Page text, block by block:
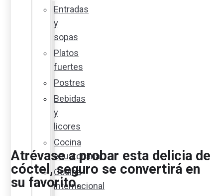
Entradas
y
sopas
Platos
fuertes
Postres
Bebidas
y
licores
Cocina
ecuatoriana
Cocina
internacional
Atrévase a probar esta delicia de
cóctel, seguro se convertirá en
su favorito.